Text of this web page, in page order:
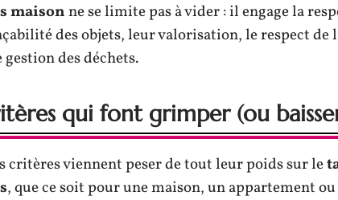
maisonne se limite pas à vider : il engage la
des objets, leur valorisation, le respect de
gestion des déchets.
qui font grimper (ou
critères viennent peser de tout leur poids sur le
, que ce soit pour une maison, un appartement